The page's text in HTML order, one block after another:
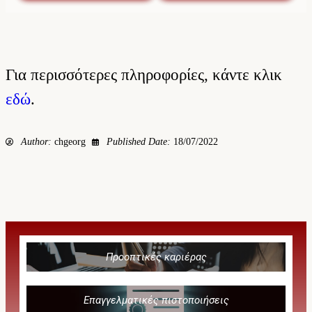
Για περισσότερες πληροφορίες, κάντε κλικ
εδώ.
Author: chgeorg Published Date: 18/07/2022
Προοπτικές καριέρας
Επαγγελματικές πιστοποιήσεις